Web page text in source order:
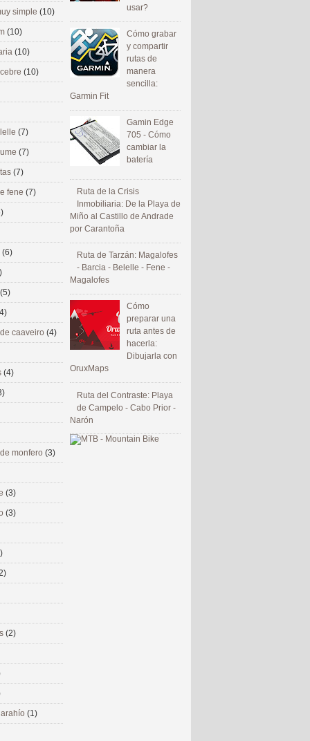
usar?
Cómo grabar
y compartir
rutas de
manera
sencilla:
Garmin Fit
Gamin Edge
705 - Cómo
cambiar la
batería
Ruta de la Crisis
Inmobiliaria: De la Playa de
Miño al Castillo de Andrade
por Carantoña
Ruta de Tarzán: Magalofes
- Barcia - Belelle - Fene -
Magalofes
Cómo
preparar una
ruta antes de
hacerla:
Dibujarla con
OruxMaps
Ruta del Contraste: Playa
de Campelo - Cabo Prior -
Narón
simple (10)
(10)
(10)
(10)
(7)
(7)
(7)
fene (7)
(6)
(5)
caaveiro (4)
(4)
monfero (3)
(3)
(3)
(2)
(1)